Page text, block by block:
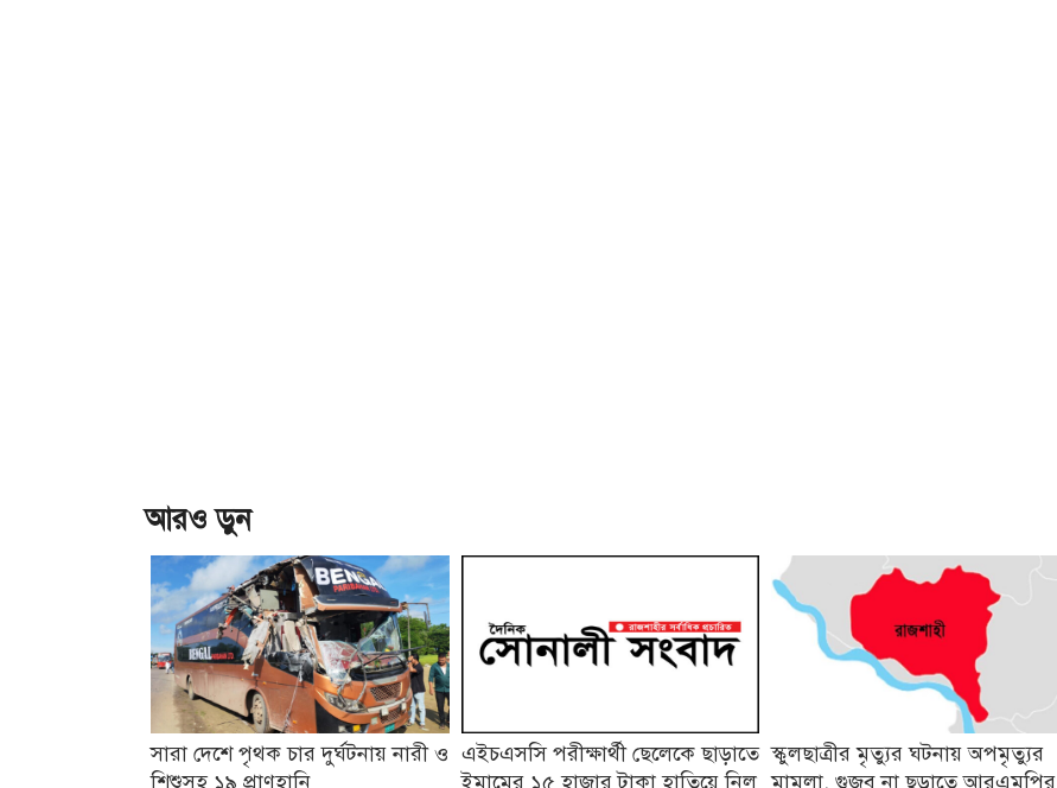
আরও ড়ুন
সারা দেশে পৃথক চার দুর্ঘটনায় নারী ও
শিশুসহ ১৯ প্রাণহানি
এইচএসসি পরীক্ষার্থী ছেলেকে ছাড়াতে
ইমামের ১৫ হাজার টাকা হাতিয়ে নিল
স্কুলছাত্রীর মৃত্যুর ঘটনায় অপমৃত্যুর
মামলা, গুজব না ছড়াতে আরএমপির